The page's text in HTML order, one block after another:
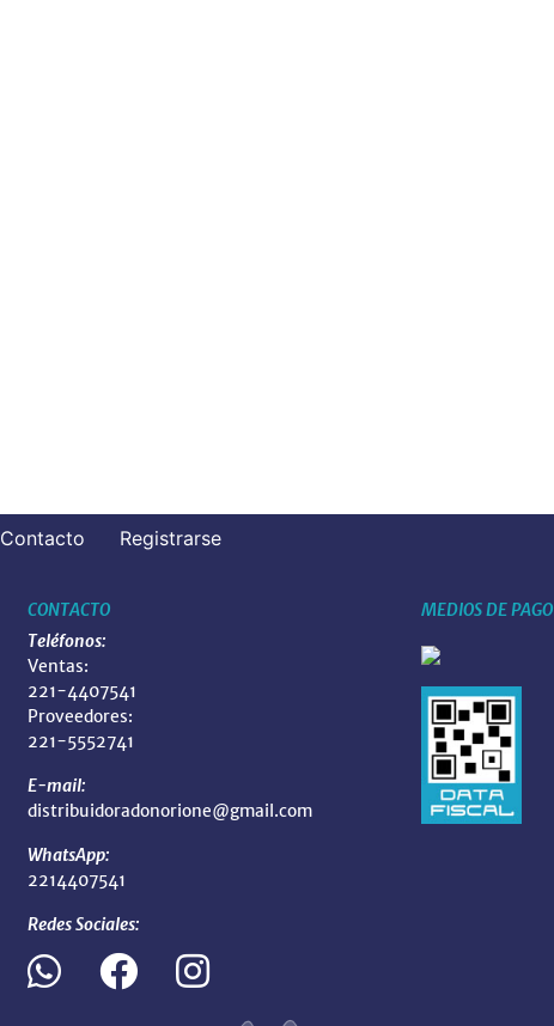
Contacto Registrarse
CONTACTO
Teléfonos:
Ventas:
221-4407541
Proveedores:
221-5552741
E-mail:
distribuidoradonorione@gmail.com
WhatsApp:
2214407541
Redes Sociales:
MEDIOS DE PAGO